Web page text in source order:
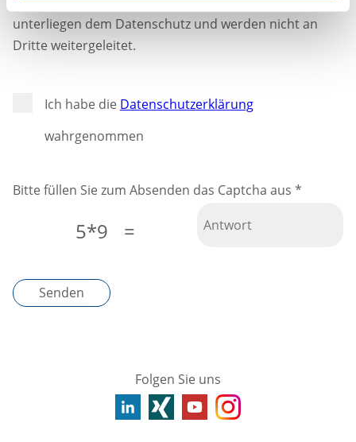
unterliegen dem Datenschutz und werden nicht an
Dritte weitergeleitet.
Ich habe die Datenschutzerklärung
wahrgenommen
Bitte füllen Sie zum Absenden das Captcha aus *
5*9 =
Senden
Folgen Sie uns